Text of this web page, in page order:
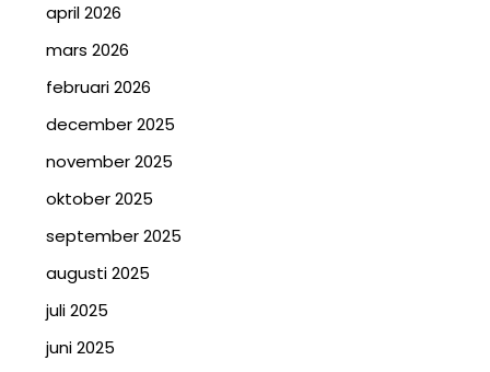
april 2026
mars 2026
februari 2026
december 2025
november 2025
oktober 2025
september 2025
augusti 2025
juli 2025
juni 2025